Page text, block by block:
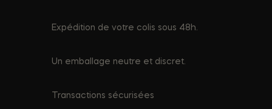
Expédition de votre colis sous 48h.
Un emballage neutre et discret.
Transactions sécurisées